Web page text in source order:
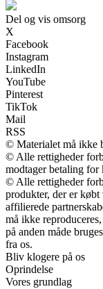
Del og vis omsorg
X
Facebook
Instagram
LinkedIn
YouTube
Pinterest
TikTok
Mail
RSS
© Materialet må ikke
© Alle rettigheder
modtager betaling for
© Alle rettigheder
produkter, der er købt
affilierede
må ikke
på anden måde
fra os.
Bliv klogere på os
Oprindelse
Vores grundlag